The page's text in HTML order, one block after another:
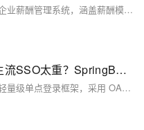
本文介绍了如何构建一个高效、合规的企业薪酬管理系统，涵盖薪酬模块的重要性、核心功能、系统架构设计、数据模型、开发实现及安全合规要点。内容包括薪酬配置、数据导入、自动化计算、审批发放、工资条生成与安全分发、报表看板、权限审计等关键环节，并提供详细的业务流程、架构图、核心代码示例及落地开发技巧。适用于HR、财务及技术人员快速搭建薪酬管理系统，提升发薪效率，降低人工错误与合规风险。
2.2k star 单点登录框架揭秘！主流SSO太重？SpringBoot轻量级Smart‑SSO轻松接入·分布式·强踢人
Smart-SSO 是一个基于 SpringBoot 的轻量级单点登录框架，采用 OAuth2 授权码与 RBAC 权限设计，解决跨域认证、单点退出、令牌过期等痛点。支持自动续签、强制踢人、按钮级权限控制及分布式部署，适合中小团队快速构建高可用认证中台。项目已获 2.2k Star，代码开源，接入简单，是企业级应用的理想选择。[详情见 GitHub](https://github.com/a466350665/smart-sso)。